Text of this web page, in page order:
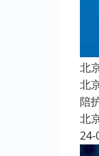
北
北
陪
北
24-